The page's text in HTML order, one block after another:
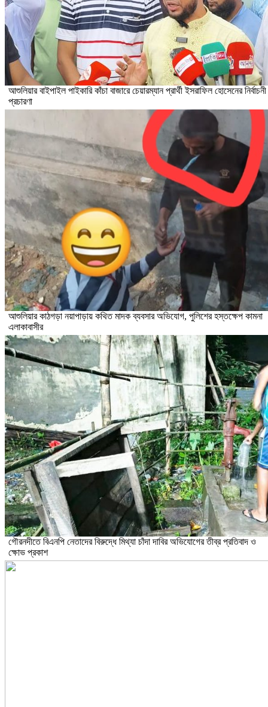
আশুলিয়ার বাইপাইল পাইকারি কাঁচা বাজারে চেয়ারম্যান প্রার্থী ইসরাফিল হোসেনের নির্বাচনী
প্রচারণা
আশুলিয়ার কাঠগড়া নয়াপাড়ায় কথিত মাদক ব্যবসার অভিযোগ, পুলিশের হস্তক্ষেপ কামনা
এলাকাবাসীর
গৌরনদীতে বিএনপি নেতাদের বিরুদ্ধে মিথ্যা চাঁদা দাবির অভিযোগের তীব্র প্রতিবাদ ও
ক্ষোভ প্রকাশ